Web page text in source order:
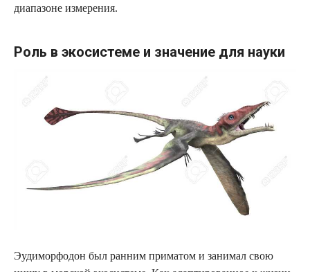
диапазоне измерения.
Роль в экосистеме и значение для науки
Эудиморфодон был ранним приматом и занимал свою